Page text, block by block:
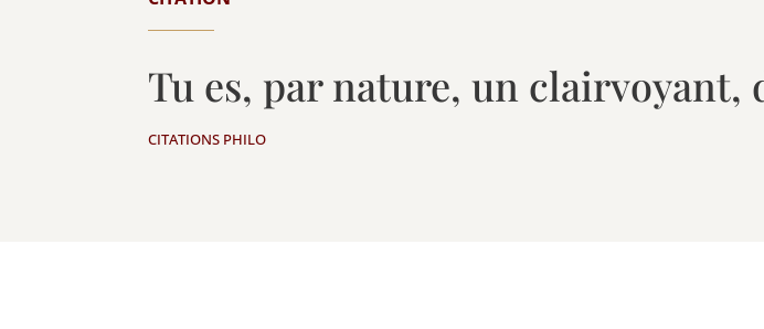
Tu es, par nature, un
CITATIONS PHILO